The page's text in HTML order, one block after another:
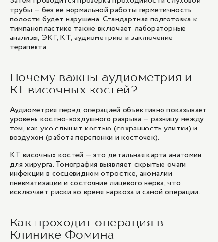
трубы — без ее нормальной работы герметичность
полости будет нарушена. Стандартная подготовка к
тимпанопластике также включает лабораторные
анализы, ЭКГ, КТ, аудиометрию и заключение
терапевта.
Почему важны аудиометрия и
КТ височных костей?
Аудиометрия перед операцией объективно показывает
уровень костно-воздушного разрыва — разницу между
тем, как ухо слышит костью (сохранность улитки) и
воздухом (работа перепонки и косточек).
КТ височных костей — это детальная карта анатомии
для хирурга. Томография выявляет скрытые очаги
инфекции в сосцевидном отростке, аномалии
пневматизации и состояние лицевого нерва, что
исключает риски во время наркоза и самой операции.
Как проходит операция в
Клинике Фомина